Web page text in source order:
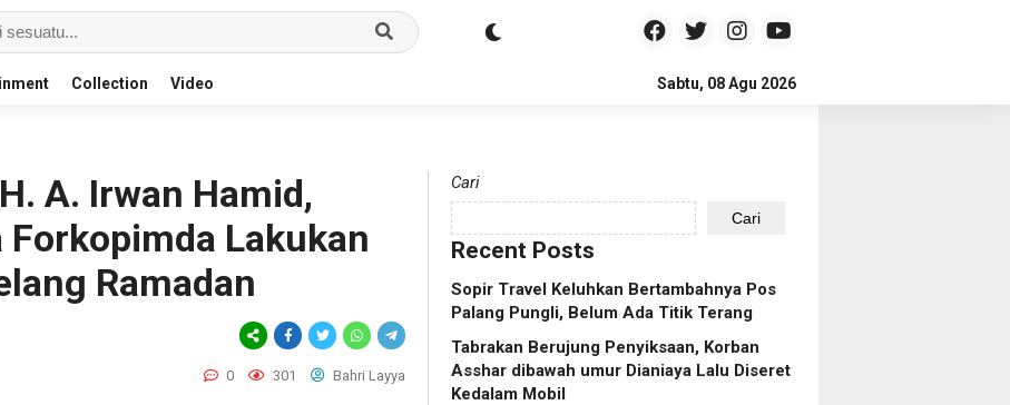
Collection Video Sabtu, 08 Agu 2026
A. Irwan Hamid,
Forkopimda Lakukan
Ramadan
0 301 Bahri Layya
Cari
Cari
Recent Posts
Sopir Travel Keluhkan Bertambahnya Pos
Palang Pungli, Belum Ada Titik Terang
Tabrakan Berujung Penyiksaan, Korban
Asshar dibawah umur Dianiaya Lalu Diseret
Kedalam Mobil